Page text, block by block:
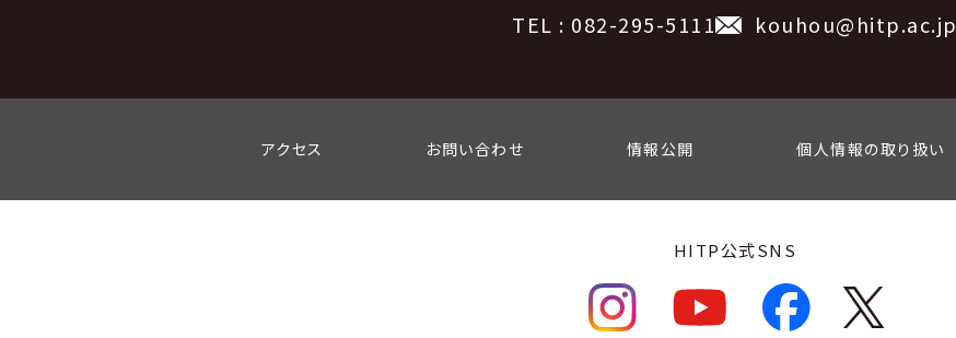
TEL : 082-295-5111 kouhou@hitp.ac.jp
アクセス お問い合わせ 情報公開 個人情報の取り扱い
HITP公式SNS